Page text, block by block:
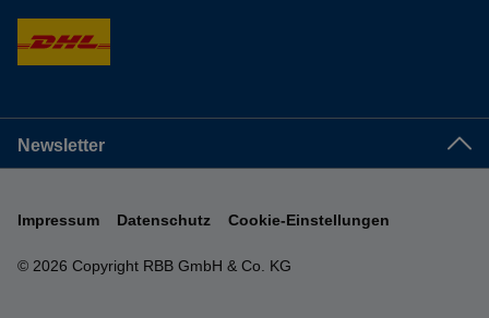
Newsletter
© 2026 Copyright RBB GmbH & Co. KG
Impressum Datenschutz Cookie-Einstellungen